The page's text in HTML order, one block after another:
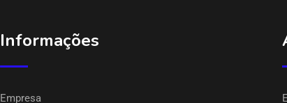
Informações
Empresa